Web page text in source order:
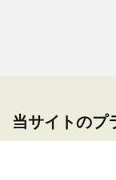
当サイトのプ